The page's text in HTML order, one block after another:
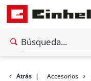
Atrás | Accesorios